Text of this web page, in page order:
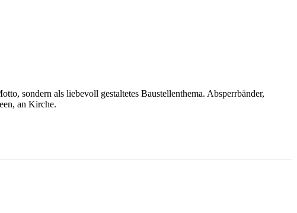
sondern als liebevoll gestaltetes Baustellenthema. Absperrbänder,
an Kirche.